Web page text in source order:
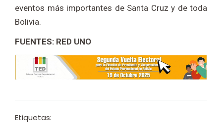
eventos más importantes de Santa Cruz y de toda
Bolivia.
FUENTES: RED UNO
Etiquetas: